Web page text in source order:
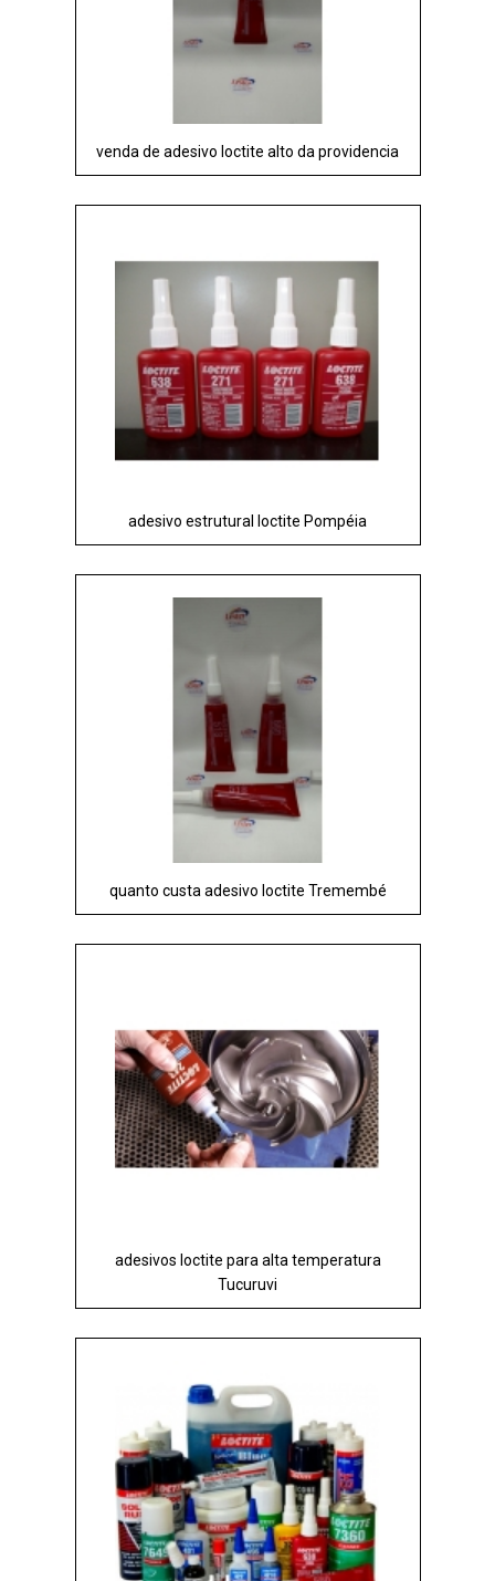
venda de adesivo loctite alto da providencia
adesivo estrutural loctite Pompéia
quanto custa adesivo loctite Tremembé
adesivos loctite para alta temperatura
Tucuruvi